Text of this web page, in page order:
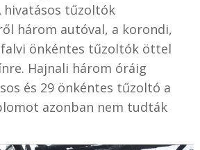
tűzoltók
három autóval, a korondi,
önkéntes tűzoltók öttel
Hajnali három óráig
és 29 önkéntes tűzoltó a
azonban nem tudták